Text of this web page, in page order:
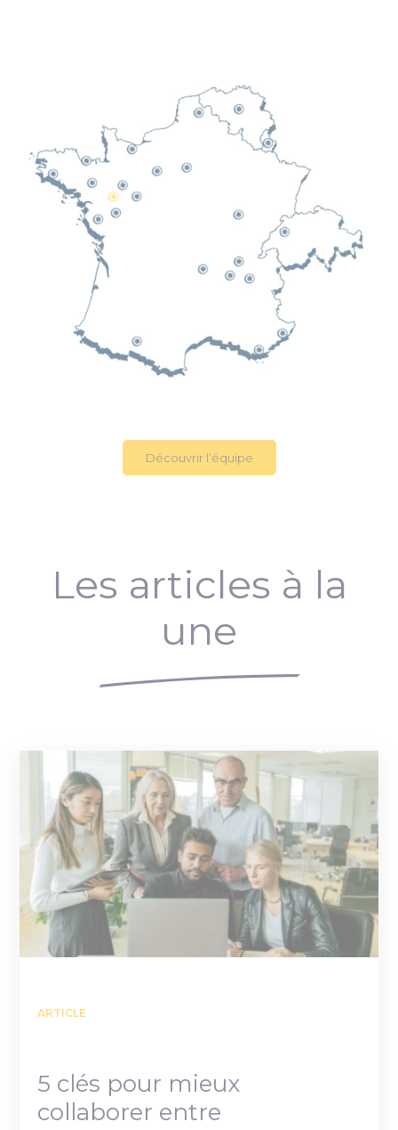
Découvrir l’équipe
Les articles à la
une
ARTICLE
5 clés pour mieux
collaborer entre